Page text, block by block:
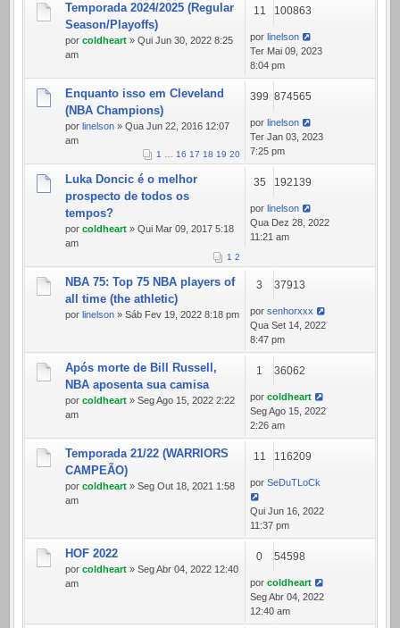
Temporada 2024/2025 (Regular
Season/Playoffs)
por coldheart » Qui Jun 30, 2022 8:25
am
11 100863
por linelson
Ter Mai 09, 2023
8:04 pm
Enquanto isso em Cleveland
(NBA Champions)
por linelson » Qua Jun 22, 2016 12:07
am
1 … 16 17 18 19 20
399 874565
por linelson
Ter Jan 03, 2023
7:25 pm
Luka Doncic é o melhor
prospecto de todos os
tempos?
por coldheart » Qui Mar 09, 2017 5:18
am
1 2
35 192139
por linelson
Qua Dez 28, 2022
11:21 am
NBA 75: Top 75 NBA players of
all time (the athletic)
por linelson » Sáb Fev 19, 2022 8:18 pm
3 37913
por senhorxxx
Qua Set 14, 2022
8:47 pm
Após morte de Bill Russell,
NBA aposenta sua camisa
por coldheart » Seg Ago 15, 2022 2:22
am
1 36062
por coldheart
Seg Ago 15, 2022
2:26 am
Temporada 21/22 (WARRIORS
CAMPEÃO)
por coldheart » Seg Out 18, 2021 1:58
am
11 116209
por SeDuTLoCk
Qui Jun 16, 2022
11:37 pm
HOF 2022
por coldheart » Seg Abr 04, 2022 12:40
am
0 54598
por coldheart
Seg Abr 04, 2022
12:40 am